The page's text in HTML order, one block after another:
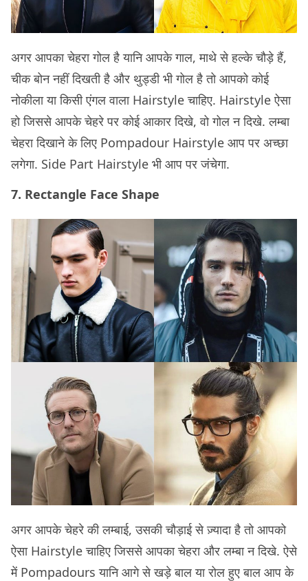
अगर आपका चेहरा गोल है यानि आपके गाल, माथे से हल्के चौड़े हैं,
चीक बोन नहीं दिखती है और थुड्डी भी गोल है तो आपको कोई
नोकीला या किसी एंगल वाला Hairstyle चाहिए. Hairstyle ऐसा
हो जिससे आपके चेहरे पर कोई आकार दिखे, वो गोल न दिखे. लम्बा
चेहरा दिखाने के लिए Pompadour Hairstyle आप पर अच्छा
लगेगा. Side Part Hairstyle भी आप पर जंचेगा.
7. Rectangle Face Shape
अगर आपके चेहरे की लम्बाई, उसकी चौड़ाई से ज़्यादा है तो आपको
ऐसा Hairstyle चाहिए जिससे आपका चेहरा और लम्बा न दिखे. ऐसे
में Pompadours यानि आगे से खड़े बाल या रोल ​हुए बाल आप के